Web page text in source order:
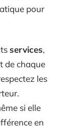
pour
services,
de chaque
les
si elle
en